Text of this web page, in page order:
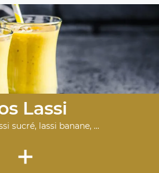
Lassi
sucré, lassi banane, ...
+